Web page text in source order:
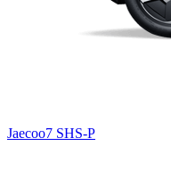
Jaecoo7 SHS-P